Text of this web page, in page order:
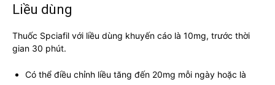
Liều dùng
Thuốc Spciafil với liều dùng khuyến cáo là 10mg, trước thời
gian 30 phút.
Có thể điều chỉnh liều tăng đến 20mg mỗi ngày hoặc là